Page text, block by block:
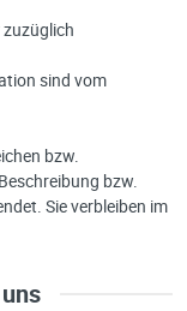
sind vom
bzw.
bzw.
Sie verbleiben im